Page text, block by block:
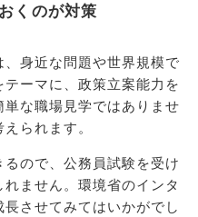
くのが対策
身近な問題や世界規模で
ーマに、政策立案能力を
な職場見学ではありませ
られます。
ので、公務員試験を受け
ません。環境省のインタ
させてみてはいかがでし